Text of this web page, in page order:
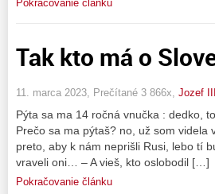
Pokračovanie článku
Tak kto má o
11. marca 2023, Prečítané 3 866x, Jozef III
Pýta sa ma 14 ročná vnučka : dedko,
Prečo sa ma pýtaš? no, už som videla
preto, aby k nám neprišli Rusi, lebo tí
vraveli oni… – A vieš, kto oslobodil […]
Pokračovanie článku